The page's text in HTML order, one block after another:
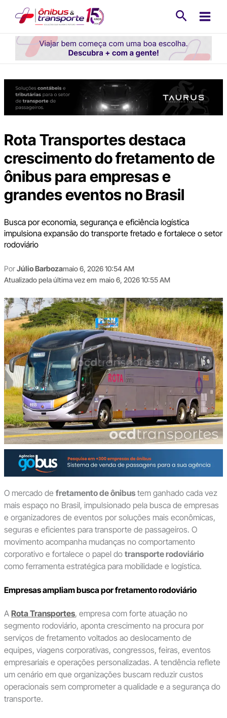
conteúdo
Rota Transportes destaca
crescimento do fretamento de
ônibus para empresas e
grandes eventos no Brasil
Busca por economia, segurança e eficiência logística
impulsiona expansão do transporte fretado e fortalece o setor
rodoviário
PorJúlio Barbozamaio 6, 2026 10:54 AM
Atualizado pela última vez em maio 6, 2026 10:55 AM
O mercado de fretamento de ônibustem ganhado cada vez
mais espaço no Brasil, impulsionado pela busca de empresas
e organizadores de eventos por soluções mais econômicas,
seguras e eficientes para transporte de passageiros. O
movimento acompanha mudanças no comportamento
corporativo e fortalece o papel do transporte rodoviário
como ferramenta estratégica para mobilidade e logística.
Empresas ampliam busca por fretamento rodoviário
A Rota Transportes, empresa com forte atuação no
segmento rodoviário, aponta crescimento na procura por
serviços de fretamento voltados ao deslocamento de
equipes, viagens corporativas, congressos, feiras, eventos
empresariais e operações personalizadas. A tendência reflete
um cenário em que organizações buscam reduzir custos
operacionais sem comprometer a qualidade e a segurança do
transporte.